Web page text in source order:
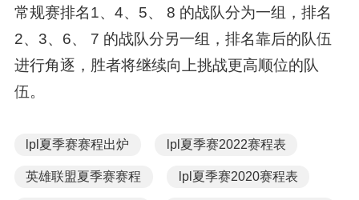
常规赛排名1、4、5、 8 的战队分为一组，排名
2、3、6、 7 的战队分另一组，排名靠后的队伍
进行角逐，胜者将继续向上挑战更高顺位的队
伍。
lpl夏季赛赛程出炉 lpl夏季赛2022赛程表
英雄联盟夏季赛赛程 lpl夏季赛2020赛程表